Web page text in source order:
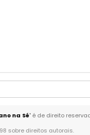
na Sé" é de direito
98 sobre direitos autorais.